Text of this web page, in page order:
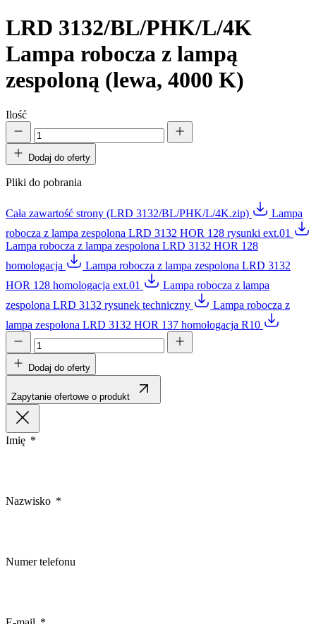
LRD 3132/BL/PHK/L/4K
Lampa robocza z lampą
zespoloną (lewa, 4000 K)
Ilość
Dodaj do oferty
Pliki do pobrania
Cała zawartość strony (LRD 3132/BL/PHK/L/4K.zip)
Lampa
robocza z lampa zespolona LRD 3132 HOR 128 rysunki ext.01
Lampa robocza z lampa zespolona LRD 3132 HOR 128
homologacja
Lampa robocza z lampa zespolona LRD 3132
HOR 128 homologacja ext.01
Lampa robocza z lampa
zespolona LRD 3132 rysunek techniczny
Lampa robocza z
lampa zespolona LRD 3132 HOR 137 homologacja R10
Dodaj do oferty
Zapytanie ofertowe o produkt
Imię
Nazwisko
Numer telefonu